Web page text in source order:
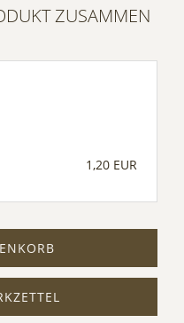
ZUSAMMEN
1,20 EUR